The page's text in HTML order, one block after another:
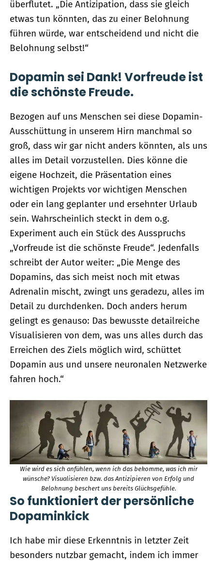
überflutet. „Die Antizipation, dass sie gleich
etwas tun könnten, das zu einer Belohnung
führen würde, war entscheidend und nicht die
Belohnung selbst!“
Dopamin sei Dank! Vorfreude ist
die schönste Freude.
Bezogen auf uns Menschen sei diese Dopamin-
Ausschüttung in unserem Hirn manchmal so
groß, dass wir gar nicht anders könnten, als uns
alles im Detail vorzustellen. Dies könne die
eigene Hochzeit, die Präsentation eines
wichtigen Projekts vor wichtigen Menschen
oder ein lang geplanter und ersehnter Urlaub
sein. Wahrscheinlich steckt in dem o.g.
Experiment auch ein Stück des Ausspruchs
„Vorfreude ist die schönste Freude“. Jedenfalls
schreibt der Autor weiter: „Die Menge des
Dopamins, das sich meist noch mit etwas
Adrenalin mischt, zwingt uns geradezu, alles im
Detail zu durchdenken. Doch anders herum
gelingt es genauso: Das bewusste detailreiche
Visualisieren von dem, was uns alles durch das
Erreichen des Ziels möglich wird, schüttet
Dopamin aus und unsere neuronalen Netzwerke
fahren hoch.“
Wie wird es sich anfühlen, wenn ich das bekomme, was ich mir
wünsche? Visualisieren bzw. das Antizipieren von Erfolg und
Belohnung beschert uns bereits Glücksgefühle.
So funktioniert der persönliche
Dopaminkick
Ich habe mir diese Erkenntnis in letzter Zeit
besonders nutzbar gemacht, indem ich immer